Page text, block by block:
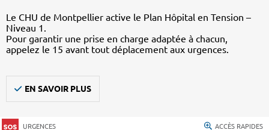
Le CHU de Montpellier active le Plan Hôpital en Tension –
Niveau 1.
Pour garantir une prise en charge adaptée à chacun,
appelez le 15 avant tout déplacement aux urgences.
EN SAVOIR PLUS
URGENCES ACCÈS RAPIDES